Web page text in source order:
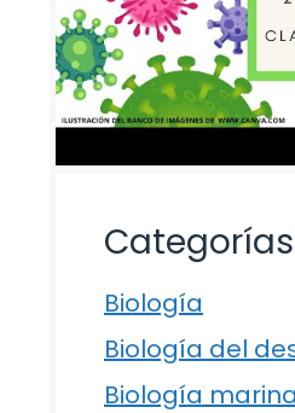
Categorías
Biología
Biología del
Biología marina